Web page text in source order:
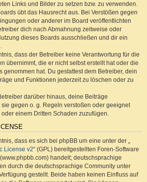
Links und Bilder zu setzen bzw. zu verwenden.
übt das Hausrecht aus. Bei Verstößen gegen
oder anderer im Board veröffentlichten
dich nach Abmahnung zeitweise oder
dieses Boards ausschließen und dir ein
dass der Betreiber keine Verantwortung für die
übernimmt, die er nicht selbst erstellt hat oder die
genommen hat. Du gestattest dem Betreiber, dein
und Funktionen jederzeit zu löschen oder zu
darüber hinaus, deine Beiträge
gegen o. g. Regeln verstoßen oder geeignet
einem Dritten Schaden zuzufügen.
dass es sich bei phpBB um eine unter der „
License v2“ (GPL) bereitgestellten Foren-Software
handelt; deutschsprachige
durch die deutschsprachige Community unter
gestellt. Beide haben keinen Einfluss auf